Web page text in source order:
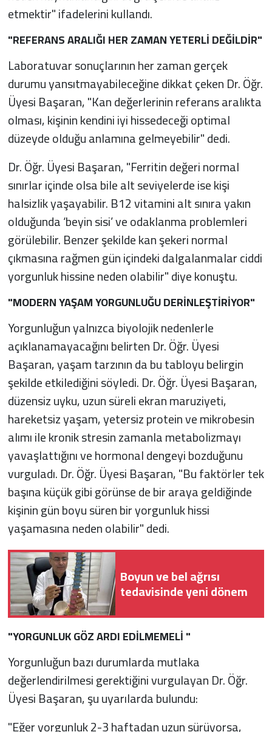
etmektir" ifadelerini kullandı.
"REFERANS ARALIĞI HER ZAMAN YETERLİ DEĞİLDİR"
Laboratuvar sonuçlarının her zaman gerçek
durumu yansıtmayabileceğine dikkat çeken Dr. Öğr.
Üyesi Başaran, "Kan değerlerinin referans aralıkta
olması, kişinin kendini iyi hissedeceği optimal
düzeyde olduğu anlamına gelmeyebilir" dedi.
Dr. Öğr. Üyesi Başaran, "Ferritin değeri normal
sınırlar içinde olsa bile alt seviyelerde ise kişi
halsizlik yaşayabilir. B12 vitamini alt sınıra yakın
olduğunda ‘beyin sisi’ ve odaklanma problemleri
görülebilir. Benzer şekilde kan şekeri normal
çıkmasına rağmen gün içindeki dalgalanmalar ciddi
yorgunluk hissine neden olabilir" diye konuştu.
"MODERN YAŞAM YORGUNLUĞU DERİNLEŞTİRİYOR"
Yorgunluğun yalnızca biyolojik nedenlerle
açıklanamayacağını belirten Dr. Öğr. Üyesi
Başaran, yaşam tarzının da bu tabloyu belirgin
şekilde etkilediğini söyledi. Dr. Öğr. Üyesi Başaran,
düzensiz uyku, uzun süreli ekran maruziyeti,
hareketsiz yaşam, yetersiz protein ve mikrobesin
alımı ile kronik stresin zamanla metabolizmayı
yavaşlattığını ve hormonal dengeyi bozduğunu
vurguladı. Dr. Öğr. Üyesi Başaran, "Bu faktörler tek
başına küçük gibi görünse de bir araya geldiğinde
kişinin gün boyu süren bir yorgunluk hissi
yaşamasına neden olabilir" dedi.
Boyun ve bel ağrısı
tedavisinde yeni dönem
"YORGUNLUK GÖZ ARDI EDİLMEMELİ "
Yorgunluğun bazı durumlarda mutlaka
değerlendirilmesi gerektiğini vurgulayan Dr. Öğr.
Üyesi Başaran, şu uyarılarda bulundu:
"Eğer yorgunluk 2-3 haftadan uzun sürüyorsa,